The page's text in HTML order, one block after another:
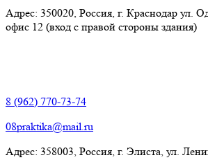
Адрес: 350020, Россия, г. Краснодар ул.
офис 12 (вход с правой стороны здания)
8 (962) 770-73-74
08praktika@mail.ru
Адрес:​ 358003, Россия, г. Элиста, ул.